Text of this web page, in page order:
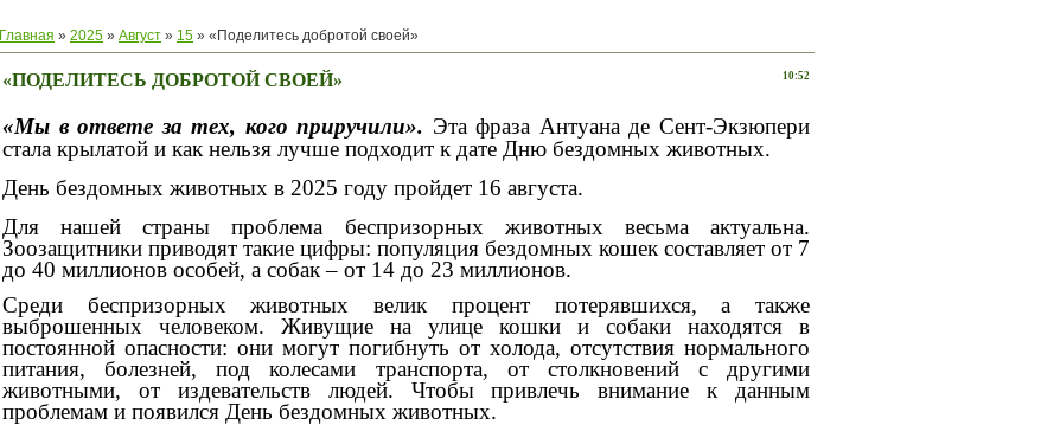
Главная » 2025 » Август » 15 » «Поделитесь добротой своей»
10:52
«ПОДЕЛИТЕСЬ ДОБРОТОЙ СВОЕЙ»
«Мы в ответе за тех, кого приручили». Эта фраза Антуана де Сент-Экзюпери
стала крылатой и как нельзя лучше подходит к дате Дню бездомных животных.
День бездомных животных в 2025 году пройдет 16 августа.
Для нашей страны проблема беспризорных животных весьма актуальна.
Зоозащитники приводят такие цифры: популяция бездомных кошек составляет от 7
до 40 миллионов особей, а собак – от 14 до 23 миллионов.
Среди беспризорных животных велик процент потерявшихся, а также
выброшенных человеком. Живущие на улице кошки и собаки находятся в
постоянной опасности: они могут погибнуть от холода, отсутствия нормального
питания, болезней, под колесами транспорта, от столкновений с другими
животными, от издевательств людей. Чтобы привлечь внимание к данным
проблемам и появился День бездомных животных.